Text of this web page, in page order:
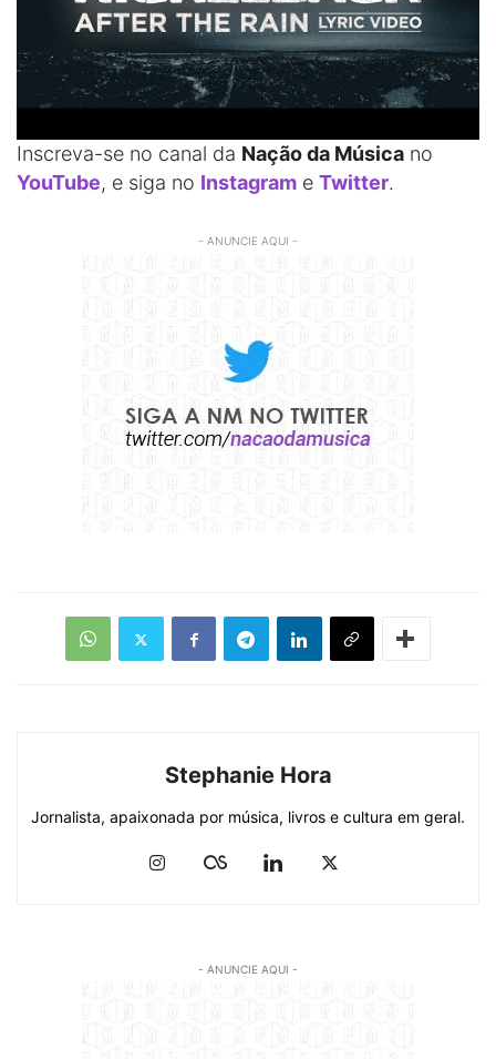
Inscreva-se no canal da Nação da Música no
YouTube, e siga no Instagram e Twitter.
- ANUNCIE AQUI -
Stephanie Hora
Jornalista, apaixonada por música, livros e cultura em geral.
- ANUNCIE AQUI -